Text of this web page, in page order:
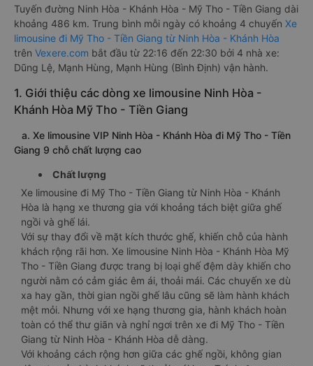
Tuyến đường Ninh Hòa - Khánh Hòa - Mỹ Tho - Tiền Giang dài
khoảng 486 km. Trung bình mỗi ngày có khoảng 4 chuyến Xe
limousine đi Mỹ Tho - Tiền Giang từ Ninh Hòa - Khánh Hòa
trên Vexere.com bắt đầu từ 22:16 đến 22:30 bởi 4 nhà xe:
Dũng Lệ, Mạnh Hùng, Mạnh Hùng (Bình Định) vận hành.
1. Giới thiệu các dòng xe limousine Ninh Hòa -
Khánh Hòa Mỹ Tho - Tiền Giang
a. Xe limousine VIP Ninh Hòa - Khánh Hòa đi Mỹ Tho - Tiền
Giang 9 chỗ chất lượng cao
Chất lượng
Xe limousine đi Mỹ Tho - Tiền Giang từ Ninh Hòa - Khánh
Hòa là hạng xe thương gia với khoảng tách biệt giữa ghế
ngồi và ghế lái.
Với sự thay đổi về mặt kích thước ghế, khiến chỗ của hành
khách rộng rãi hơn. Xe limousine Ninh Hòa - Khánh Hòa Mỹ
Tho - Tiền Giang được trang bị loại ghế đệm dày khiến cho
người nằm có cảm giác êm ái, thoải mái. Các chuyến xe dù
xa hay gần, thời gian ngồi ghế lâu cũng sẽ làm hành khách
mệt mỏi. Nhưng với xe hạng thương gia, hành khách hoàn
toàn có thể thư giãn và nghỉ ngơi trên xe đi Mỹ Tho - Tiền
Giang từ Ninh Hòa - Khánh Hòa dễ dàng.
Với khoảng cách rộng hơn giữa các ghế ngồi, không gian